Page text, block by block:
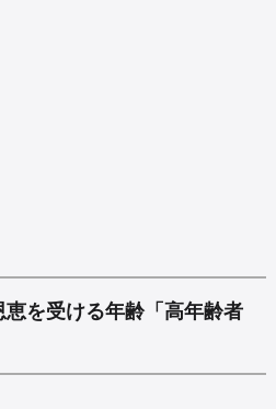
を受ける年齢「高年齢者